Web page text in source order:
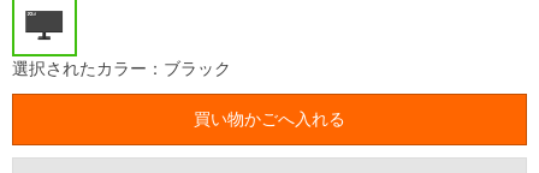
選択されたカラー：ブラック